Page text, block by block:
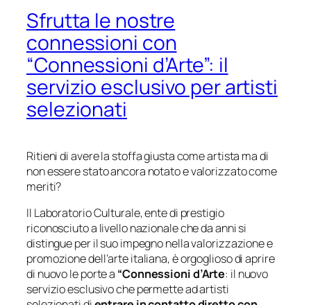
Sfrutta le nostre
connessioni con
“Connessioni d’Arte”: il
servizio esclusivo per artisti
selezionati
Ritieni di avere la stoffa giusta come artista ma di
non essere stato ancora notato e valorizzato come
meriti?
Il Laboratorio Culturale, ente di prestigio
riconosciuto a livello nazionale che da anni si
distingue per il suo impegno nella valorizzazione e
promozione dell’arte italiana, è orgoglioso di aprire
di nuovo le porte a “Connessioni d’Arte: il nuovo
servizio esclusivo che permette ad artisti